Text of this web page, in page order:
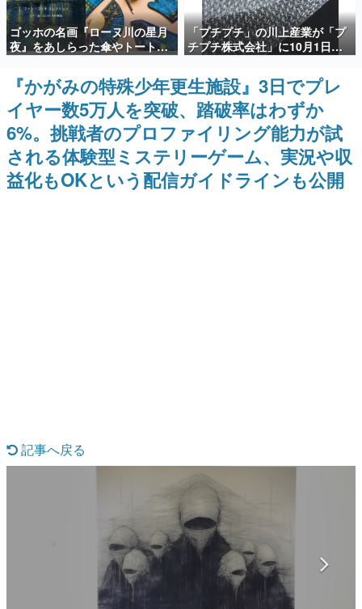
新世代に訊く
これからのデジタルゲーム市場を担う若きクリエイター達
の姿を追い、彼らのルーツと情熱を探っていきます。
ゲーム世代の作家たち
ゲームに多大な影響を受けた作家さんに取材し、ゲームが
日本のコンテンツ産業やカルチャーに与えた影響を探る企
画です。
日本モバイルゲーム産業史
日本のモバイルゲーム史における主要なトピック・タイト
ルを網羅するほか、開発者へのインタビューや識者による
解説を掲載。約20年の歴史が一望できる決定版！
特集記事
その他
ゴッホの名画『ローヌ川の星月
夜』をあしらった傘やトートバ
ッグなどが登場。8月7日21時よ
り2日間限定で予約販売
「プチプチ」の川上産業が「プ
チプチ株式会社」に10月1日よ
り社名変更へ。創業58年で初め
ての変更で、“プチッ”と鳴るお
なじみの緩衝材が会社の名前に
『かがみの特殊少年更生施設』3日でプレ
イヤー数5万人を突破、踏破率はわずか
6%。挑戦者のプロファイリング能力が試
される体験型ミステリーゲーム、実況や収
益化もOKという配信ガイドラインも公開
記事へ戻る